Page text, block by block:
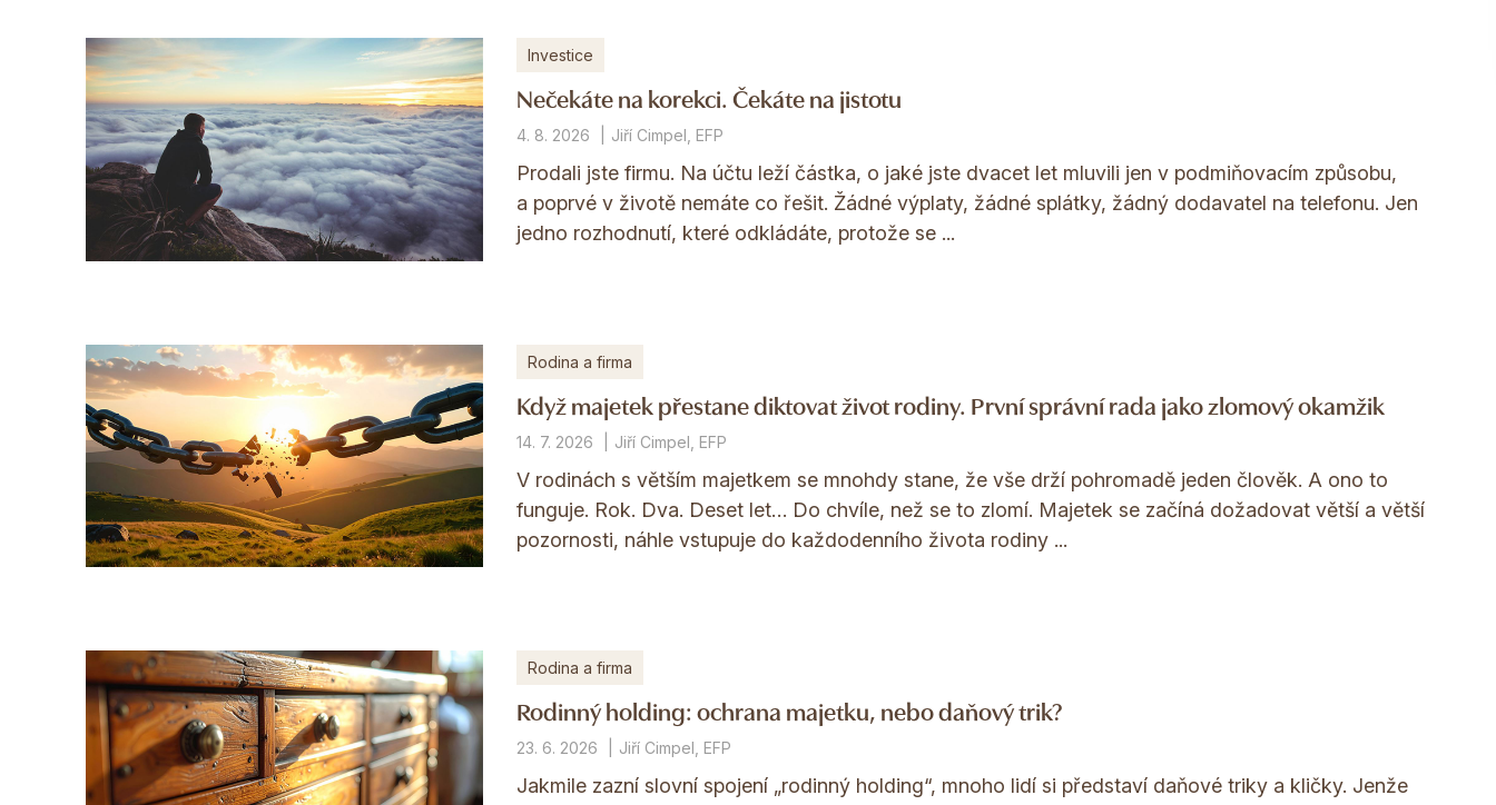
Investice
Nečekáte na korekci. Čekáte na jistotu
4. 8. 2026 Jiří Cimpel, EFP
Prodali jste firmu. Na účtu leží částka, o jaké jste dvacet let mluvili jen v podmiňovacím způsobu,
a poprvé v životě nemáte co řešit. Žádné výplaty, žádné splátky, žádný dodavatel na telefonu. Jen
jedno rozhodnutí, které odkládáte, protože se ...
Rodina a firma
Když majetek přestane diktovat život rodiny. První správní rada jako zlomový okamžik
14. 7. 2026 Jiří Cimpel, EFP
V rodinách s větším majetkem se mnohdy stane, že vše drží pohromadě jeden člověk. A ono to
funguje. Rok. Dva. Deset let… Do chvíle, než se to zlomí. Majetek se začíná dožadovat větší a větší
pozornosti, náhle vstupuje do každodenního života rodiny ...
Rodina a firma
Rodinný holding: ochrana majetku, nebo daňový trik?
23. 6. 2026 Jiří Cimpel, EFP
Jakmile zazní slovní spojení „rodinný holding“, mnoho lidí si představí daňové triky a kličky. Jenže